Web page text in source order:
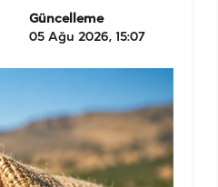
Güncelleme
05 Ağu 2026, 15:07